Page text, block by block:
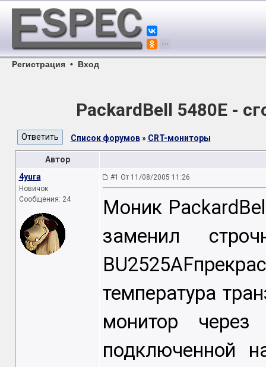
Регистрация • Вход
PackardBell 5480E -
Список форумов» CRT-мониторы
Автор
4yura
Новичок
Сообщения: 24
#1 От 11/08/2005 11:26
Моник
заменил
температура
монитор
подключенной